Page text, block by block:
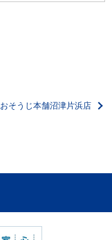
おそうじ本舗沼津片浜店